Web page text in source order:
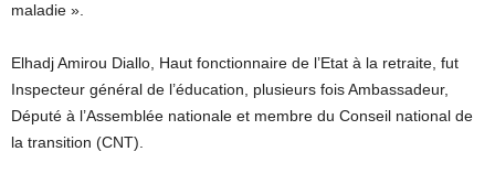
maladie ».
Elhadj Amirou Diallo, Haut fonctionnaire de l’Etat à la retraite, fut
Inspecteur général de l’éducation, plusieurs fois Ambassadeur,
Député à l’Assemblée nationale et membre du Conseil national de
la transition (CNT).